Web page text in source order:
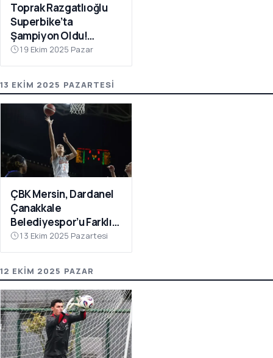
Toprak Razgatlıoğlu
Superbike’ta
Şampiyon Oldu!
Rakibinin Skandal
Hamlesi Tepki Çekti
19 Ekim 2025 Pazar
13 EKIM 2025 PAZARTESI
ÇBK Mersin, Dardanel
Çanakkale
Belediyespor’u Farklı
Geçti: 112-78
13 Ekim 2025 Pazartesi
12 EKIM 2025 PAZAR